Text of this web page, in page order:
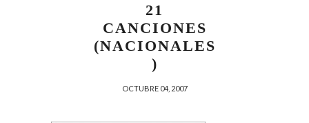
21
CANCIONES
(NACIONALES
)
OCTUBRE 04, 2007